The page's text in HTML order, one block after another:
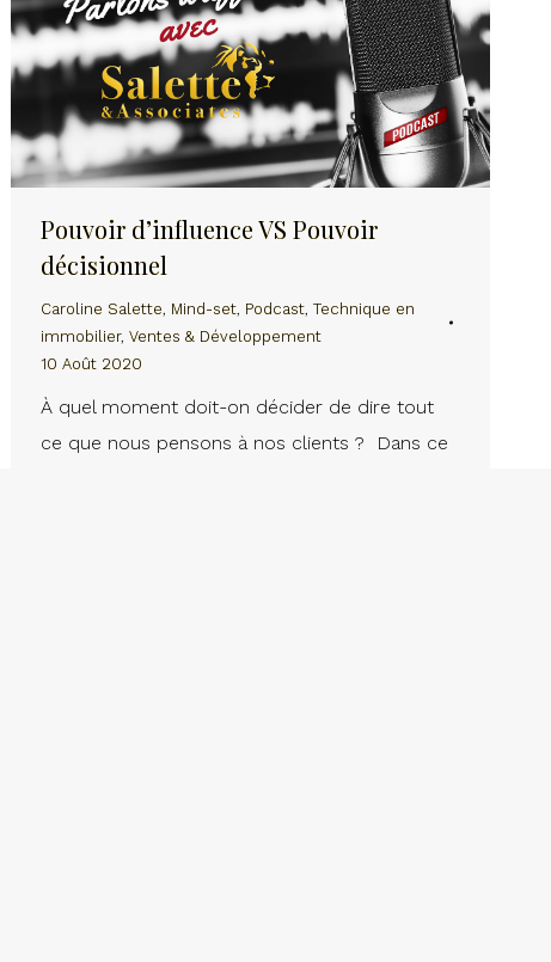
Pouvoir d’influence VS Pouvoir
décisionnel
Caroline Salette, Mind-set, Podcast, Technique en
immobilier, Ventes & Développement
10 Août 2020
À quel moment doit-on décider de dire tout
ce que nous pensons à nos clients ? Dans ce